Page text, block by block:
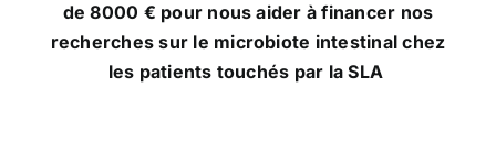
de 8000 € pour nous aider à financer nos
recherches sur le microbiote intestinal chez
les patients touchés par la SLA